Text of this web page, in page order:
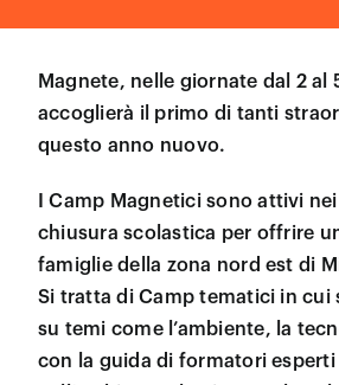
Magnete, nelle giornate dal 2 al
accoglierà il primo di tanti
questo anno nuovo.
I Camp Magnetici sono attivi
chiusura scolastica per offrire
famiglie della zona nord est di
Si tratta di Camp tematici in cui
su temi come l’ambiente, la
con la guida di formatori